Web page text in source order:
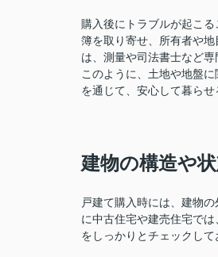
購入後にトラブルが起こ
簿を取り寄せ、所有者や
は、測量や司法書士など
このように、土地や地盤
を通じて、安心して暮らせ
建物の構造や
戸建て購入時には、建物
に中古住宅や建売住宅で
をしっかりとチェックして